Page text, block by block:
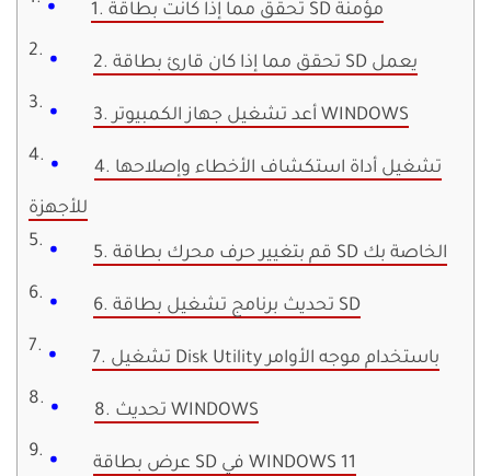
1. تحقق مما إذا كانت بطاقة SD مؤمنة
2. تحقق مما إذا كان قارئ بطاقة SD يعمل
3. أعد تشغيل جهاز الكمبيوتر WINDOWS
4. تشغيل أداة استكشاف الأخطاء وإصلاحها
للأجهزة
5. قم بتغيير حرف محرك بطاقة SD الخاصة بك
6. تحديث برنامج تشغيل بطاقة SD
7. تشغيل Disk Utility باستخدام موجه الأوامر
8. تحديث WINDOWS
عرض بطاقة SD في WINDOWS 11